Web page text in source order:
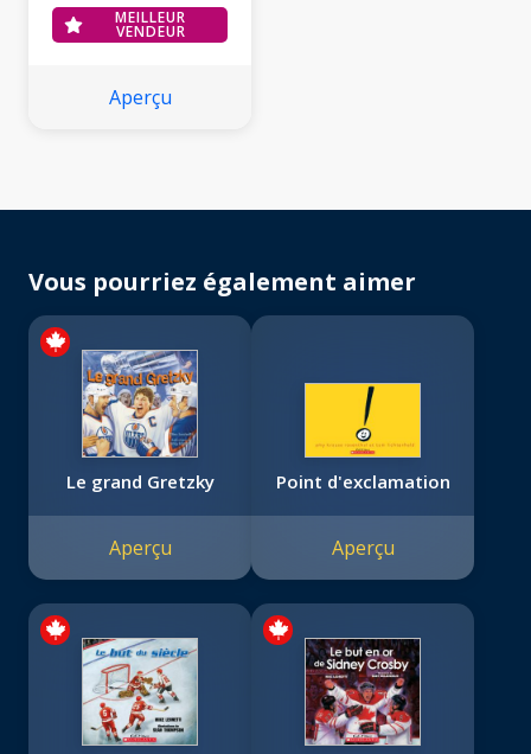
MEILLEUR
VENDEUR
Aperçu
Vous pourriez également aimer
Le grand Gretzky
Aperçu
Point d'exclamation
Aperçu